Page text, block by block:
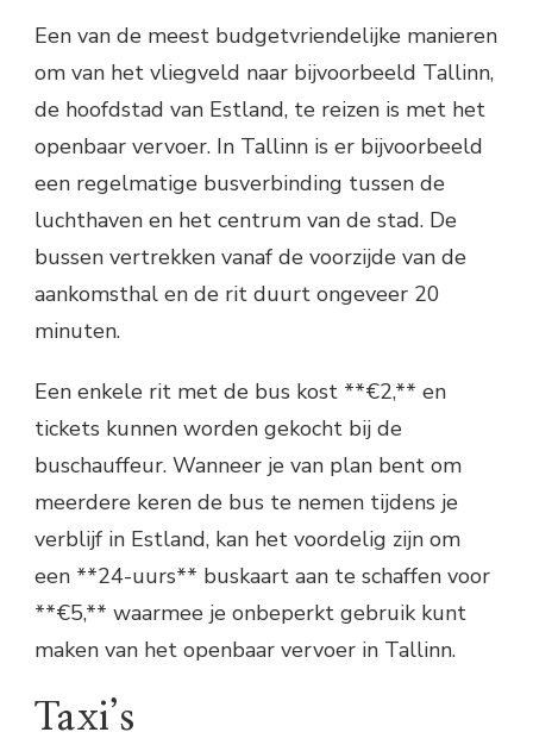
Een van de meest budgetvriendelijke manieren
om van het vliegveld naar bijvoorbeeld Tallinn,
de hoofdstad van Estland, te reizen is met het
openbaar vervoer. In Tallinn is er bijvoorbeeld
een regelmatige busverbinding tussen de
luchthaven en het centrum van de stad. De
bussen vertrekken vanaf de voorzijde van de
aankomsthal en de rit duurt ongeveer 20
minuten.
Een enkele rit met de bus kost **€2,** en
tickets kunnen worden gekocht bij de
buschauffeur. Wanneer je van plan bent om
meerdere keren de bus te nemen tijdens je
verblijf in Estland, kan het voordelig zijn om
een **24-uurs** buskaart aan te schaffen voor
**€5,** waarmee je onbeperkt gebruik kunt
maken van het openbaar vervoer in Tallinn.
Taxi’s